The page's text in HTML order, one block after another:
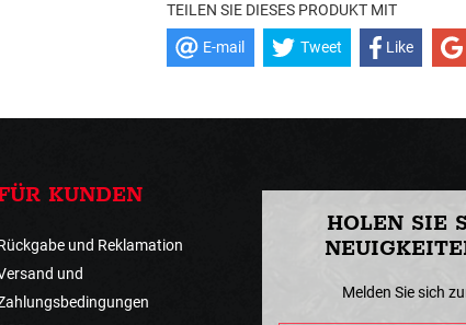
TEILEN SIE DIESES PRODUKT MIT
E-mail Tweet Like
KUNDEN
und Reklamation
und
HOLEN SIE
Melden Sie sich